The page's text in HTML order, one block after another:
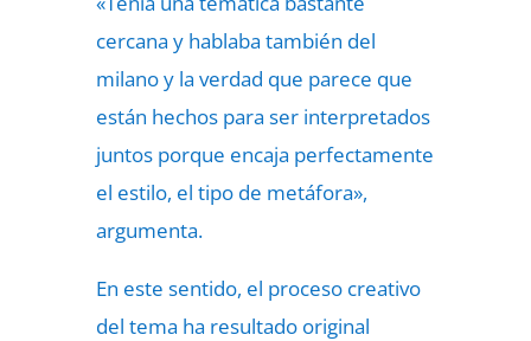
cercana y hablaba también del
milano y la verdad que parece que
están hechos para ser interpretados
juntos porque encaja perfectamente
el estilo, el tipo de metáfora»,
argumenta.
En este sentido, el proceso creativo
del tema ha resultado original